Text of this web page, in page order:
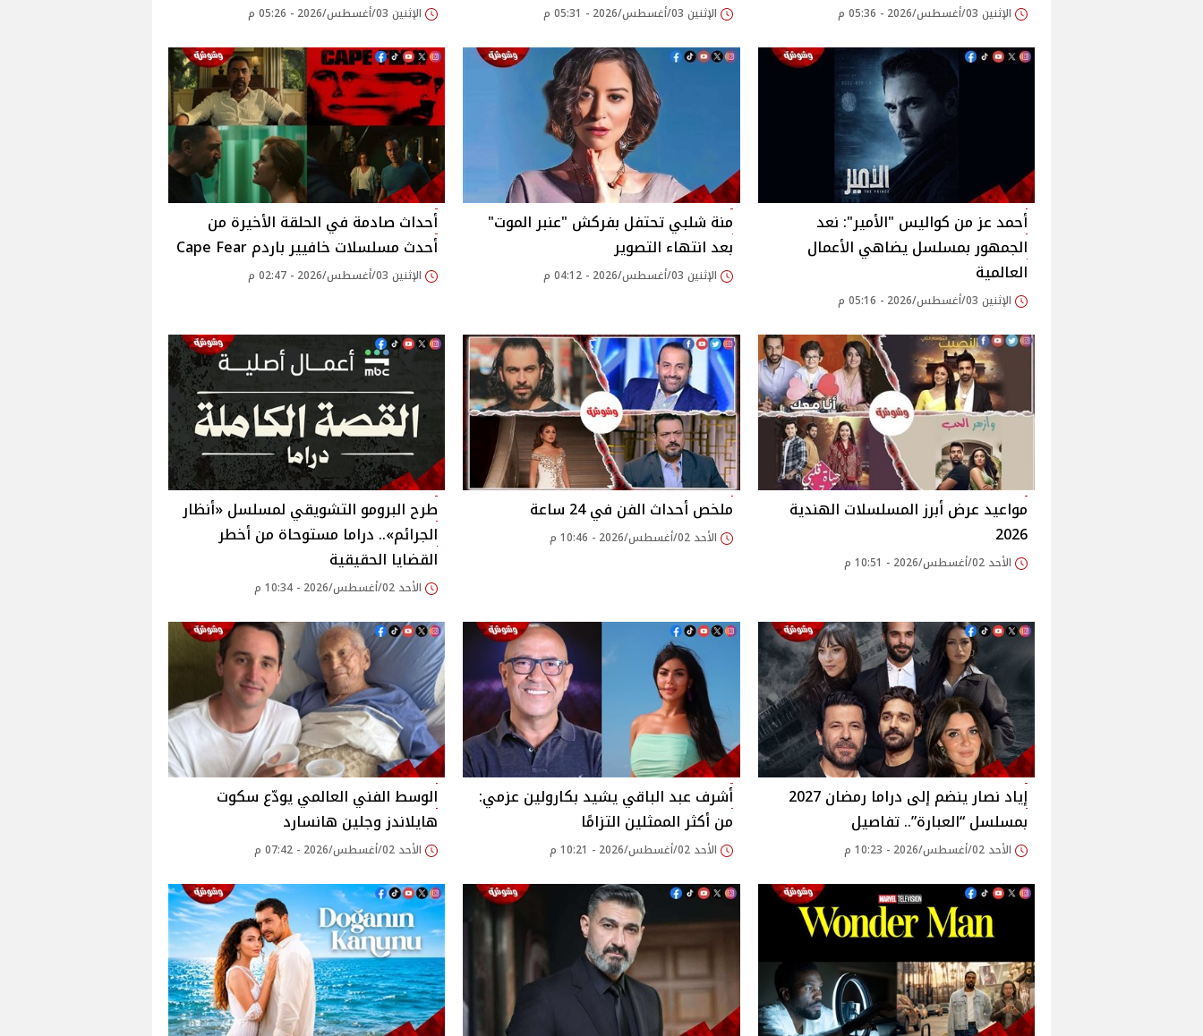
الإثنين 03/أغسطس/2026 - 05:36 م الإثنين 03/أغسطس/2026 - 05:31 م الإثنين 03/أغسطس/2026 - 05:26 م
أحمد عز من كواليس "الأمير": نعد
الجمهور بمسلسل يضاهي الأعمال
العالمية
الإثنين 03/أغسطس/2026 - 05:16 م
منة شلبي تحتفل بفركش "عنبر الموت"
بعد انتهاء التصوير
الإثنين 03/أغسطس/2026 - 04:12 م
أحداث صادمة في الحلقة الأخيرة من
أحدث مسلسلات خافيير باردم Cape Fear
الإثنين 03/أغسطس/2026 - 02:47 م
مواعيد عرض أبرز المسلسلات الهندية
2026
الأحد 02/أغسطس/2026 - 10:51 م
ملخص أحداث الفن في 24 ساعة
الأحد 02/أغسطس/2026 - 10:46 م
طرح البرومو التشويقي لمسلسل «أنظار
الجرائم».. دراما مستوحاة من أخطر
القضايا الحقيقية
الأحد 02/أغسطس/2026 - 10:34 م
إياد نصار ينضم إلى دراما رمضان 2027
بمسلسل “العبارة”.. تفاصيل
الأحد 02/أغسطس/2026 - 10:23 م
أشرف عبد الباقي يشيد بكارولين عزمي:
من أكثر الممثلين التزامًا
الأحد 02/أغسطس/2026 - 10:21 م
الوسط الفني العالمي يودّع سكوت
هايلاندز وجلين هانسارد
الأحد 02/أغسطس/2026 - 07:42 م